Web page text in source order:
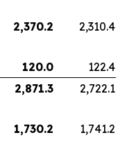
2,370.2
2,310.4
120.0
122.4
2,871.3
2,722.1
1,730.2
1,741.2